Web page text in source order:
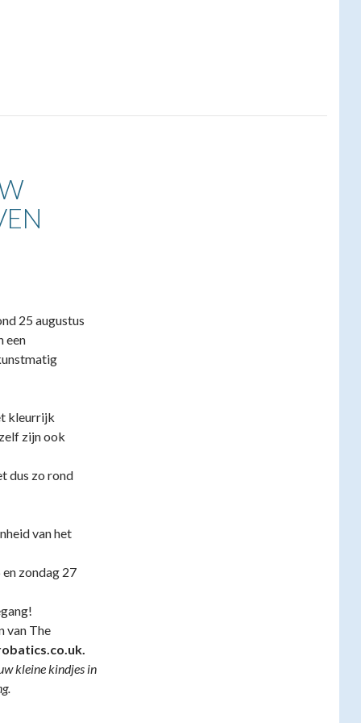
25 augustus
een
kleurrijk
zijn ook
dus zo rond
van het
zondag 27
van The
kleine kindjes in